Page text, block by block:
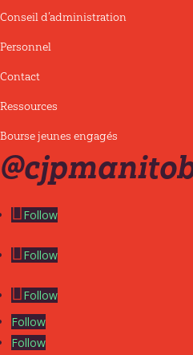
Conseil d’administration
Personnel
Contact
Ressources
Bourse jeunes engagés
Follow
Follow
Follow
Follow
Follow